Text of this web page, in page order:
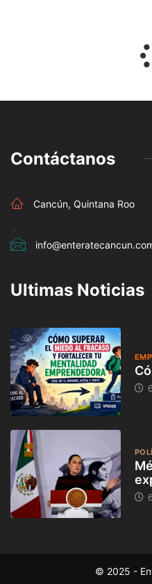
Contáctanos
Cancún, Quintana Roo
Ultimas Noticias
© 2025 -